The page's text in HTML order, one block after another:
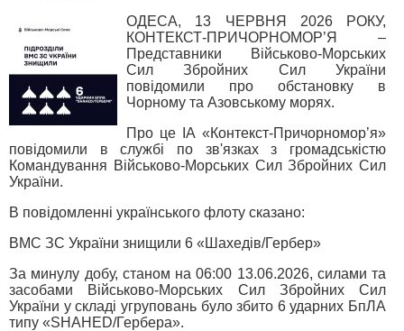
ОДЕСА, 13 ЧЕРВНЯ 2026 РОКУ,
КОНТЕКСТ-ПРИЧОРНОМОР’Я –
Представники Військово-Морських
Сил Збройних Сил України
повідомили про обстановку в
Чорному та Азовському морях.
Про це ІА «Контекст-Причорномор’я»
повідомили в службі по зв'язках з громадськістю
Командування Військово-Морських Сил Збройних Сил
України.
В повідомленні українського флоту сказано:
ВМС ЗС України знищили 6 «Шахедів/Гербер»
За минулу добу, станом на 06:00 13.06.2026, силами та
засобами Військово-Морських Сил Збройних Сил
України у складі угруповань було збито 6 ударних БпЛА
типу «SHAHED/Гербера».